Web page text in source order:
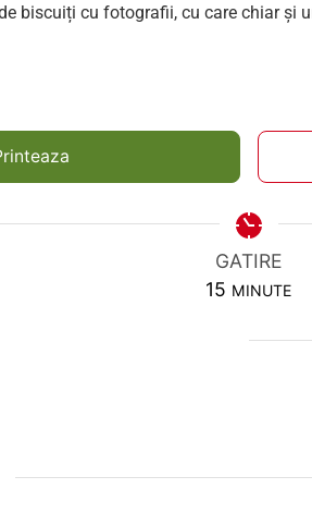
biscuiți cu fotografii, cu care chiar și
GATIRE
15 MINUTES
MINUTE